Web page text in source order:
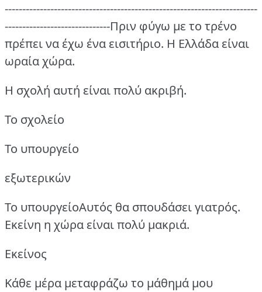
------------------------------------------------------------------------
------------------------------Πριν φύγω με το τρένο
πρέπει να έχω ένα εισιτήριο. Η Ελλάδα είναι
ωραία χώρα.
Η σχολή αυτή είναι πολύ ακριβή.
Το σχολείο
Το υπουργείο
εξωτερικών
Το υπουργείοΑυτός θα σπουδάσει γιατρός.
Εκείνη η χώρα είναι πολύ μακριά.
Εκείνος
Κάθε μέρα μεταφράζω το μάθημά μου